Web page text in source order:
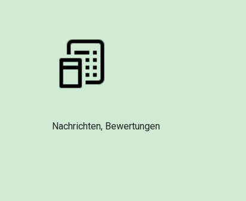
Nachrichten, Bewertungen